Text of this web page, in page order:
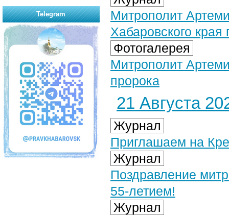
Митрополит
Хабаровского
Фотогалерея
Митрополит
пророка
21 Августа
Журнал
Приглашаем на
Журнал
Поздравление
55-летием!
Журнал
Telegram